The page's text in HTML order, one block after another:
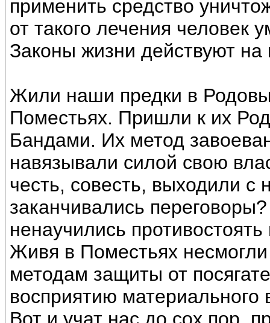
применить средство
от такого лечения
Законы жизни действуют на
Жили наши предки в
Поместьях. Пришли к их
Бандами. Их метод
навязывали силой свою
честь, совесть, выходили
заканчивались
ненаучились противостоять
Живя в Поместьях
методам защиты от
восприятию